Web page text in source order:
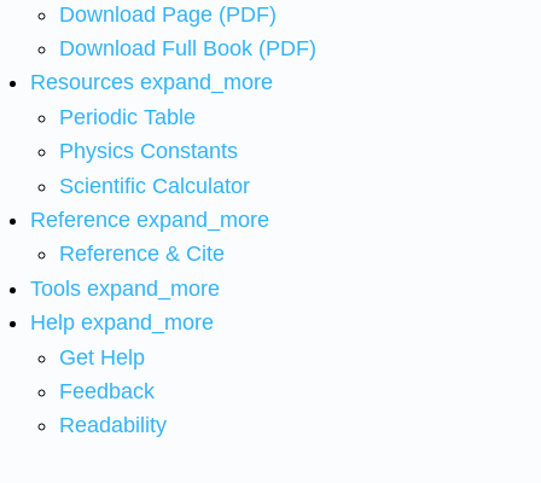
Download Page (PDF)
Download Full Book (PDF)
Resources expand_more
Periodic Table
Physics Constants
Scientific Calculator
Reference expand_more
Reference & Cite
Tools expand_more
Help expand_more
Get Help
Feedback
Readability